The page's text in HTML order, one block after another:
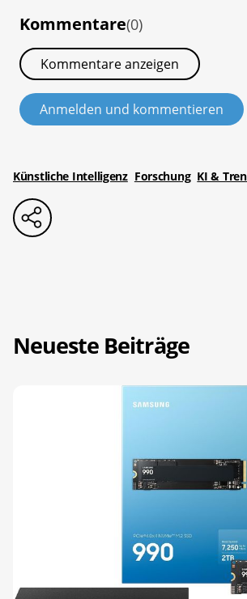
Kommentare(0)
Kommentare anzeigen
Anmelden und kommentieren
Künstliche Intelligenz Forschung KI &
Neueste Beiträge